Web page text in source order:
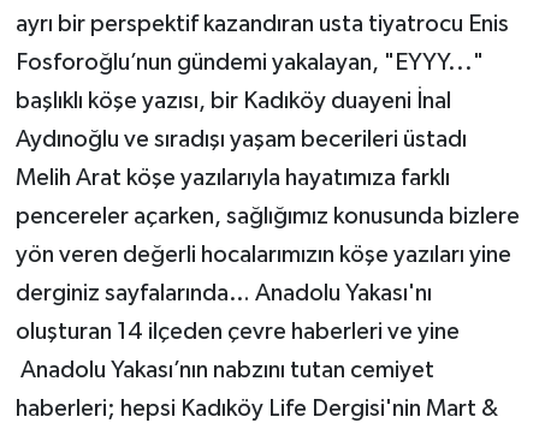
ayrı bir perspektif kazandıran usta tiyatrocu Enis
Fosforoğlu’nun gündemi yakalayan, "EYYY..."
başlıklı köşe yazısı, bir Kadıköy duayeni İnal
Aydınoğlu ve sıradışı yaşam becerileri üstadı
Melih Arat köşe yazılarıyla hayatımıza farklı
pencereler açarken, sağlığımız konusunda bizlere
yön veren değerli hocalarımızın köşe yazıları yine
derginiz sayfalarında… Anadolu Yakası'nı
oluşturan 14 ilçeden çevre haberleri ve yine
Anadolu Yakası’nın nabzını tutan cemiyet
haberleri; hepsi Kadıköy Life Dergisi'nin Mart &